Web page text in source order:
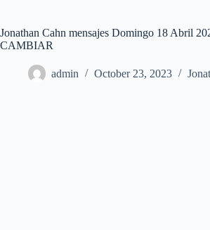
Jonathan Cahn mensajes Domingo 18
CAMBIAR
admin October 23, 2023